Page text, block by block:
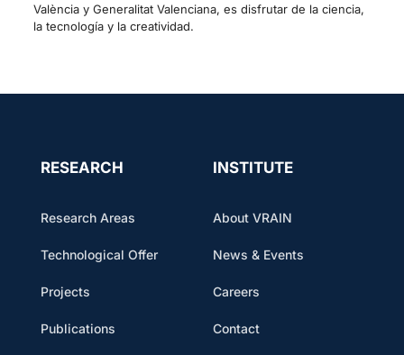
València y Generalitat Valenciana, es disfrutar de la ciencia,
la tecnología y la creatividad.
RESEARCH
Research Areas
Technological Offer
Projects
Publications
INSTITUTE
About VRAIN
News & Events
Careers
Contact